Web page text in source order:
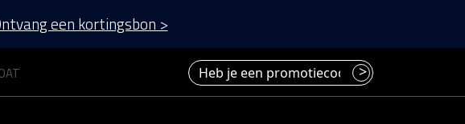
een kortingsbon >
Heb je een promotiecode? Voer deze hier in.
>